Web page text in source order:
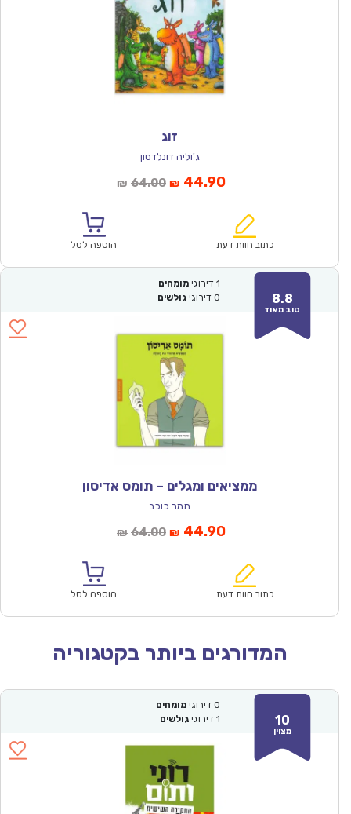
זוג
ג'וליה דונלדסון
₪ 64.00המחיר
₪64.00.
₪ 44.90המחיר
הוא:
כתוב חוות דעת הוספה לסל
8.8
טוב מאוד
1 דירוגי מומחים
0 דירוגי גולשים
ממציאים ומגלים – תומס אדיסון
תמר כוכב
₪ 64.00המחיר
₪64.00.
₪ 44.90המחיר
הוא:
כתוב חוות דעת הוספה לסל
המדורגים ביותר בקטגוריה
10
מצוין
0 דירוגי מומחים
1 דירוגי גולשים